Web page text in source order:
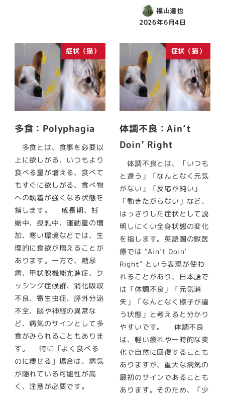
福山達也
2026年6月4日
症状（猫）
多食：Polyphagia
多食とは、食事を必要以
上に欲しがる、いつもより
食べる量が増える、食べて
もすぐに欲しがる、食べ物
への執着が強くなる状態を
指します。 成長期、妊
娠中、授乳中、運動量の増
加、寒い環境などでは、生
理的に食欲が増えることが
あります。一方で、糖尿
病、甲状腺機能亢進症、ク
ッシング症候群、消化吸収
不良、寄生虫症、膵外分泌
不全、脳や神経の異常な
ど、病気のサインとして多
食がみられることもありま
す。 特に「よく食べる
のに痩せる」場合は、病気
が隠れている可能性が高
く、注意が必要です。
症状（猫）
体調不良：Ain’t
Doin’ Right
体調不良とは、「いつも
と違う」「なんとなく元気
がない」「反応が鈍い」
「動きたがらない」など、
はっきりした症状として説
明しにくい全身状態の変化
を指します。英語圏の獣医
療では “Ain’t Doin’
Right” という表現が使わ
れることがあり、日本語で
は「体調不良」「元気消
失」「なんとなく様子が違
う状態」と考えると分かり
やすいです。 体調不良
は、軽い疲れや一時的な変
化で自然に回復することも
ありますが、重大な病気の
最初のサインであることも
あります。そのため、「少